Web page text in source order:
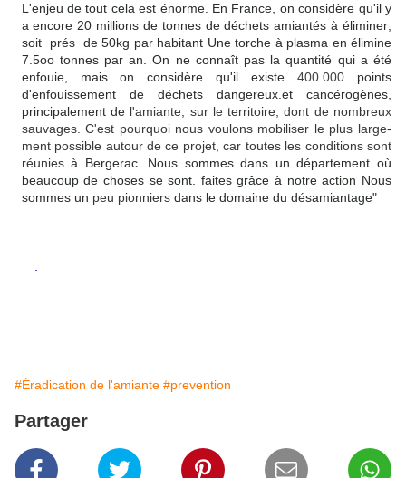
L'enjeu de tout cela est énorme. En France, on consi­dère qu'il y
a encore 20 millions de tonnes de déchets amiantés à éliminer;
soit prés de 50kg par habitant Une torche à plasma en élimine
7.5oo tonnes par an.
On ne connaît pas la quantité qui a été
enfouie, mais on considère qu'il existe400.000 points
d'enfouissement de déchets dangereux.et cancérogènes,
principalement del'amiante, sur le territoire, dont de nombreux
sauvages. C'est pourquoi nous voulons mobiliser le plus large­
ment possible autour de ce projet, car toutes les conditions sont
réuniesà Bergerac. Nous sommes dans un département où
beaucoup de choses se sont. faites grâce à notre action Nous
sommes un peu pionniers dans le domaine du désamiantage"
#Éradication de l'amiante #prevention
Partager